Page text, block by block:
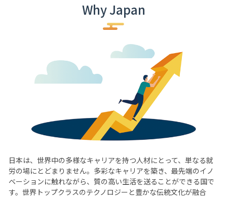
Why Japan
日本は、世界中の多様なキャリアを持つ人材にとって、単なる就
労の場にとどまりません。多彩なキャリアを築き、最先端のイノ
ベーションに触れながら、質の高い生活を送ることができる国で
す。世界トップクラスのテクノロジーと豊かな伝統文化が融合